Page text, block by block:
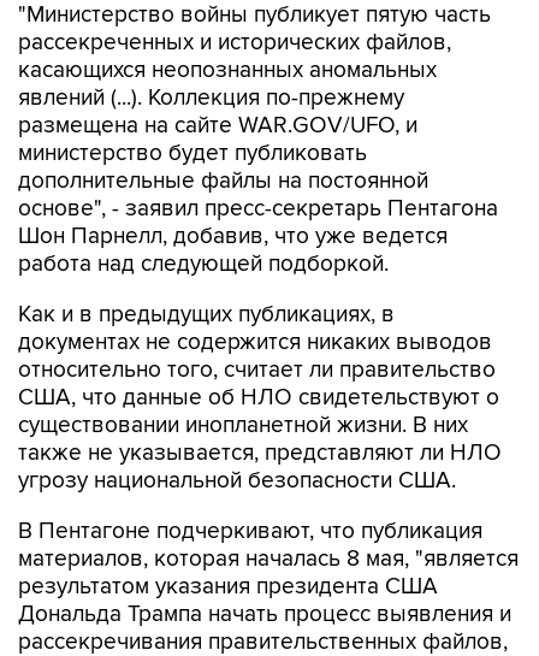
"Министерство войны публикует пятую часть
рассекреченных и исторических файлов,
касающихся неопознанных аномальных
явлений (...). Коллекция по-прежнему
размещена на сайте WAR.GOV/UFO, и
министерство будет публиковать
дополнительные файлы на постоянной
основе", - заявил пресс-секретарь Пентагона
Шон Парнелл, добавив, что уже ведется
работа над следующей подборкой.
Как и в предыдущих публикациях, в
документах не содержится никаких выводов
относительно того, считает ли правительство
США, что данные об НЛО свидетельствуют о
существовании инопланетной жизни. В них
также не указывается, представляют ли НЛО
угрозу национальной безопасности США.
В Пентагоне подчеркивают, что публикация
материалов, которая началась 8 мая, "является
результатом указания президента США
Дональда Трампа начать процесс выявления и
рассекречивания правительственных файлов,